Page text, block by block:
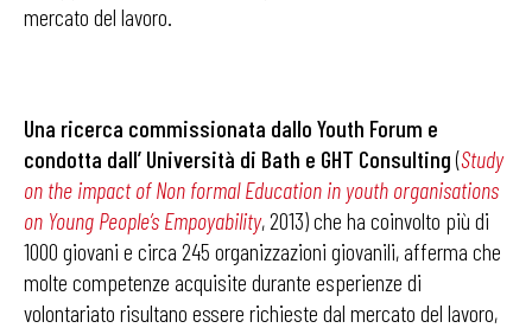
mercato del lavoro.
Una ricerca commissionata dallo Youth Forum e
condotta dall’ Università di Bath e GHT Consulting(Study
on the impact of Non formal Education in youth organisations
on Young People’s Empoyability, 2013) che ha coinvolto più di
1000 giovani e circa 245 organizzazioni giovanili, afferma che
molte competenze acquisite durante esperienze di
volontariato risultano essere richieste dal mercato del lavoro,